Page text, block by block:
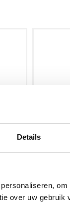
Details
over uw